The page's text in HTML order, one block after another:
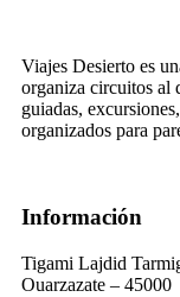
Viajes Desierto es
organiza circuitos al
guiadas,
organizados para
Información
Tigami Lajdid
Ouarzazate – 45000